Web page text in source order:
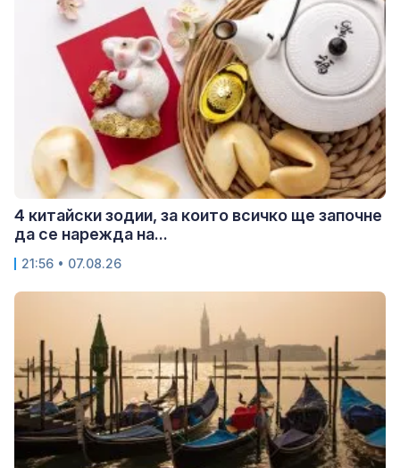
4 китайски зодии, за които всичко ще започне
да се нарежда на...
21:56 • 07.08.26